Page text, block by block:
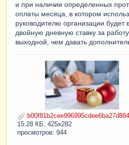
и при наличии определенных
оплаты месяца, в котором
руководителю организации будет
двойную дневную ставку за
выходной, чем давать
15.28 КБ, 425x282
просмотров: 944